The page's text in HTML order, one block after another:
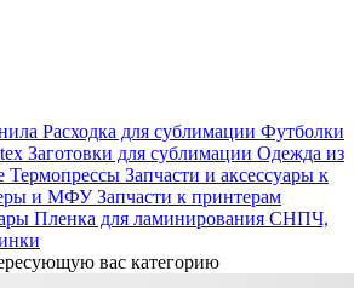
Расходка для сублимации Футболки
Заготовки для сублимации Одежда из
Термопрессы Запчасти и аксессуары к
и МФУЗапчасти к принтерам
Пленка для ламинирования СНПЧ,
вас категорию